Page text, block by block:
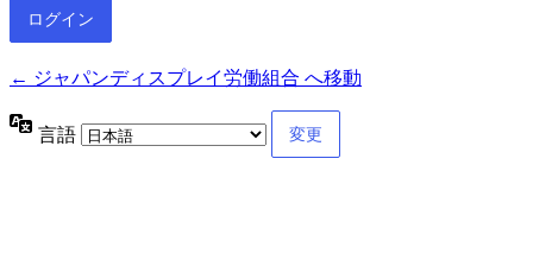
← ジャパンディスプレイ労働組合 へ移動
言語